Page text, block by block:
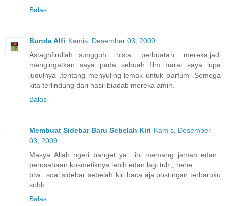
Balas
Bunda Alfi Kamis, Desember 03, 2009
Astaghfirullah...sungguh nista perbuatan mereka,jadi
mengingatkan saya pada sebuah film barat saya lupa
judulnya ,tentang menyuling lemak untuk parfum .Semoga
kita terlindung dari hasil biadab mereka amin.
Balas
Membuat Sidebar Baru Sebelah Kiri Kamis, Desember
03, 2009
Masya Allah ngeri banget ya.. ini memang jaman edan..
perusahaan kosmetiknya lebih edan lagi tuh,, hehe
btw.. soal sidebar sebelah kiri baca aja postingan terbaruku
sobb
Balas